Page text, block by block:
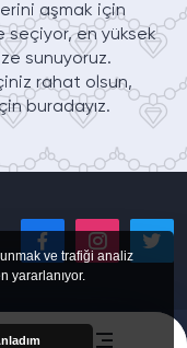
ve trafiği analiz
yararlanıyor.
aşmak için
seçiyor, en yüksek
sunuyoruz.
rahat olsun,
buradayız.
Danışmanlık Projesidir.